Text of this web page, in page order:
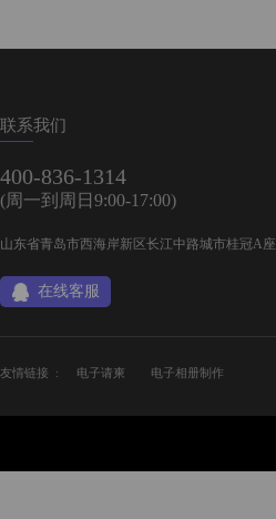
联系我们
400-836-1314
(周一到周日9:00-17:00)
山东省青岛市西海岸新区长江中路城市桂冠A座
在线客服
友情链接 : 电子请柬 电子相册制作